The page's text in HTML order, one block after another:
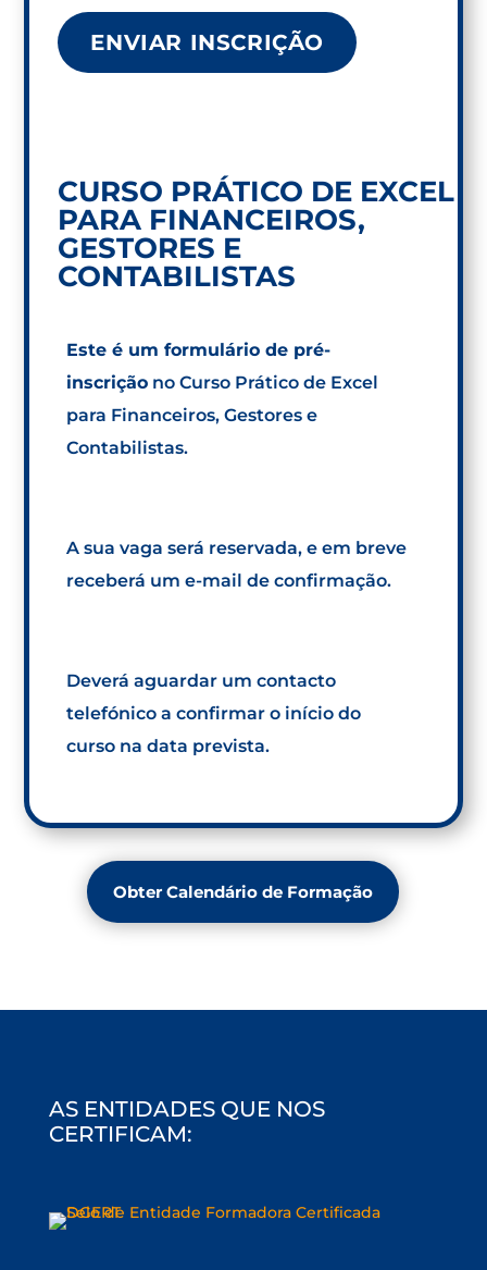
CURSO PRÁTICO DE EXCEL
PARA FINANCEIROS,
GESTORES E
CONTABILISTAS
Este é um formulário de pré-
inscrição no Curso Prático de Excel
para Financeiros, Gestores e
Contabilistas.
A sua vaga será reservada, e em breve
receberá um e-mail de confirmação.
Deverá aguardar um contacto
telefónico a confirmar o início do
curso na data prevista.
Obter Calendário de Formação
AS ENTIDADES QUE NOS
CERTIFICAM: